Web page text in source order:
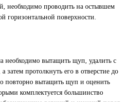
необходимо проводить на остывшем
горизонтальной поверхности.
необходимо вытащить щуп, удалить с
затем протолкнуть его в отверстие до
повторно вытащить щуп и оценить
комплектуется большинство